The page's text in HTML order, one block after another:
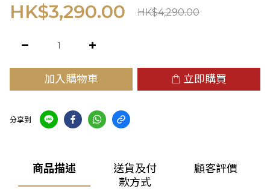
HK$3,290.00 HK$4,290.00
加入購物車 立即購買
分享到
商品描述
送貨及付
款方式
顧客評價